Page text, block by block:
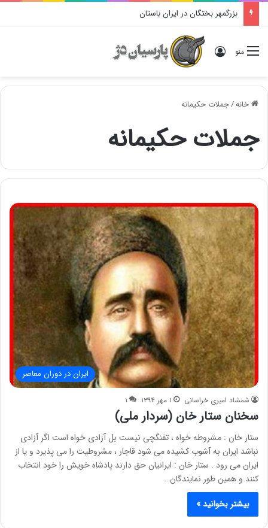
بزرگمهر بختگان در ایران باستان
منو ورود
خانه/جملات حکیمانه
جملات حکیمانه
ایران در دوران معاصر
شمشاد امیری خراسانی ۱ مهر ۱۳۹۴ ۱
سخنان ستار خان (سردار ملی)
ستار خان : مشروطه خواه ، تفنگچی نیست بل آزادی خواه است اگر آزادی
نباشد ایران به آشوب کشیده می شود قاجار ، مشروطیت را می پذیرد و یا از
ایران می رود . ستار خان : ایرانیان حق دارند پادشاه خویش را خود انتخاب
کنند و همین طور نمایندگان…
بیشتر بخوانید »